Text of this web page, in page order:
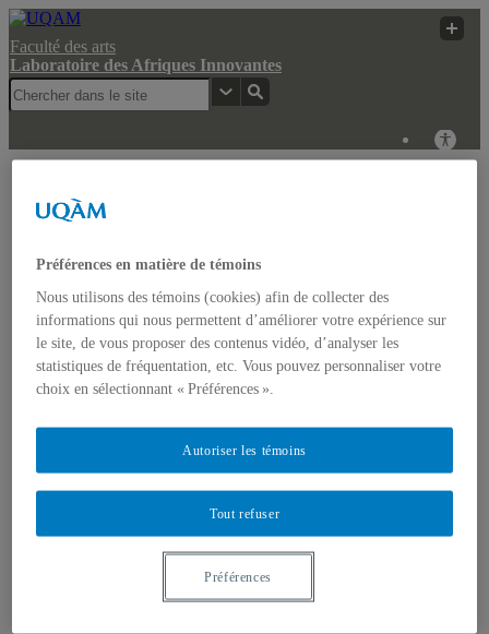
Faculté des arts
Laboratoire des Afriques Innovantes
Actualités
Colloque: REGARDS COMPARATISTES SUR LES
IMAGINAIRES NON-DOMINANTS EN AFRIQUE ET
DANS LES AMÉRIQUES
Accueil
Bulletin Bandung Spirit
Qui sommes-nous ?
Membres de l’UQÀM
Monia Abdallah
Jean-Jacques Bogui
Bonnie Campbell
Préférences en matière de témoins
Nous utilisons des témoins (cookies) afin de collecter des
informations qui nous permettent d’améliorer votre expérience sur
le site, de vous proposer des contenus vidéo, d’analyser les
statistiques de fréquentation, etc. Vous pouvez personnaliser votre
choix en sélectionnant « Préférences ».
Tout refuser
Autoriser les témoins
Préférences